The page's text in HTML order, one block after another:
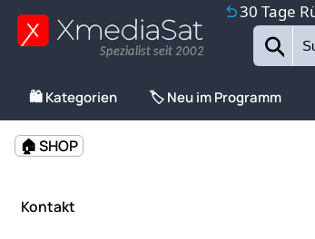
30 Tage
Spezialist seit 2002
🛍️ Kategorien 🏷️ Neu im Programm
🏠 SHOP
Kontakt